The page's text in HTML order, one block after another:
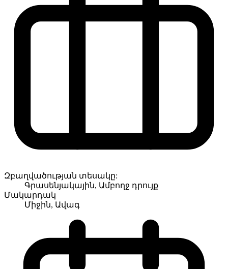
Զբաղվածության տեսակը:
Գրասենյակային, Ամբողջ դրույք
Մակարդակ
Միջին, Ավագ